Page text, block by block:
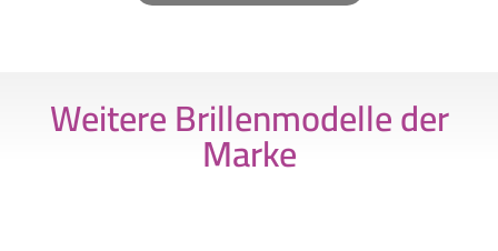
Weitere Brillenmodelle der
Marke